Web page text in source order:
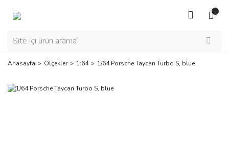
Anasayfa Ölçekler 1:64 1/64 Porsche Taycan Turbo S, blue